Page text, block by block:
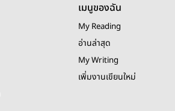
เมนูของฉัน
My Reading
อ่านล่าสุด
My Writing
เพิ่มงานเขียนใหม่